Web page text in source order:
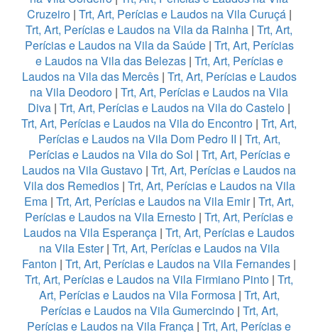
Cruzeiro | Trt, Art, Perícias e Laudos na Vila Curuçá |
Trt, Art, Perícias e Laudos na Vila da Rainha | Trt, Art,
Perícias e Laudos na Vila da Saúde| Trt, Art, Perícias
e Laudos na Vila das Belezas| Trt, Art, Perícias e
Laudos na Vila das Mercês| Trt, Art, Perícias e Laudos
na Vila Deodoro | Trt, Art, Perícias e Laudos na Vila
Diva | Trt, Art, Perícias e Laudos na Vila do Castelo |
Trt, Art, Perícias e Laudos na Vila do Encontro | Trt, Art,
Perícias e Laudos na Vila Dom Pedro II | Trt, Art,
Perícias e Laudos na Vila do Sol | Trt, Art, Perícias e
Laudos na Vila Gustavo | Trt, Art, Perícias e Laudos na
Vila dos Remedios| Trt, Art, Perícias e Laudos na Vila
Ema | Trt, Art, Perícias e Laudos na Vila Emir| Trt, Art,
Perícias e Laudos na Vila Ernesto | Trt, Art, Perícias e
Laudos na Vila Esperança | Trt, Art, Perícias e Laudos
na Vila Ester| Trt, Art, Perícias e Laudos na Vila
Fanton | Trt, Art, Perícias e Laudos na Vila Fernandes |
Trt, Art, Perícias e Laudos na Vila Firmiano Pinto | Trt,
Art, Perícias e Laudos na Vila Formosa| Trt, Art,
Perícias e Laudos na Vila Gumercindo| Trt, Art,
Perícias e Laudos na Vila França | Trt, Art, Perícias e